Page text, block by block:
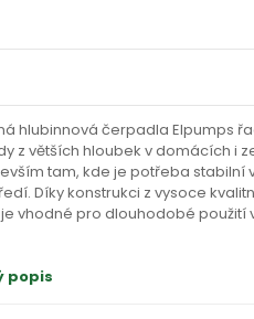
hlubinnová čerpadla Elpumps
z větších hloubek v domácích i
tam, kde je potřeba
Díky konstrukci z vysoce
vhodné pro dlouhodobé použití
popis